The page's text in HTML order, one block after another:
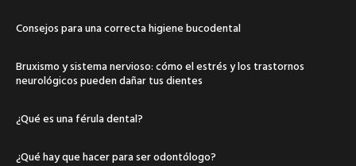
Consejos para una correcta higiene bucodental
Bruxismo y sistema nervioso: cómo el estrés y los trastornos
neurológicos pueden dañar tus dientes
¿Qué es una férula dental?
¿Qué hay que hacer para ser odontólogo?